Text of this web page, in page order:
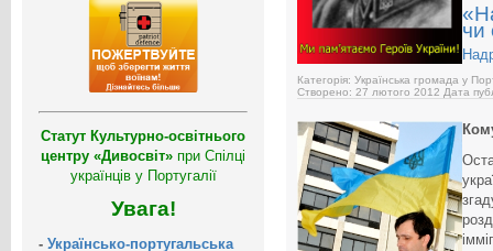
Статут Культурно-освітнього
центру «Дивосвіт» при Спілці
українців у Португалії
Увага!
- Українсько-португальська
чи
Категорія: Українська громада у
Створено: 27 лютого 2012 Дата